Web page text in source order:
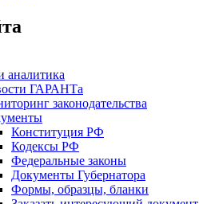
аналитика
ГАРАНТа
законодательства
Конституция РФ
Кодексы РФ
Федеральные законы
Документы Губернатора
Формы, образцы, бланки